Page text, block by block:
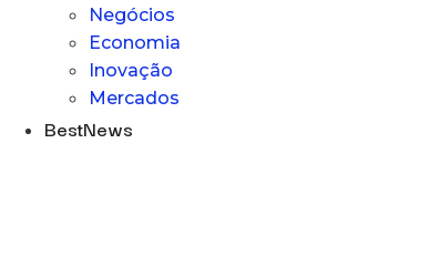
Negócios
Economia
Inovação
Mercados
BestNews